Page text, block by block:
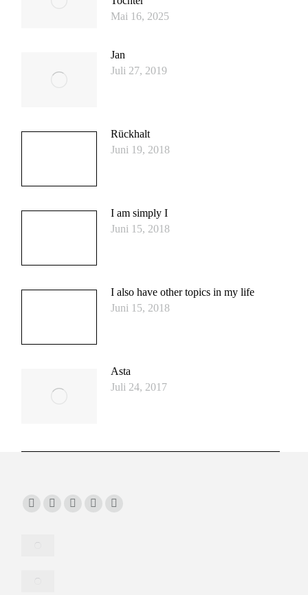
Mai 16, 2025
Jan
Juli 27, 2019
Rückhalt
Juni 19, 2018
I am simply I
Juni 15, 2018
I also have other topics in my life
Juni 15, 2018
Asta
Juli 24, 2017